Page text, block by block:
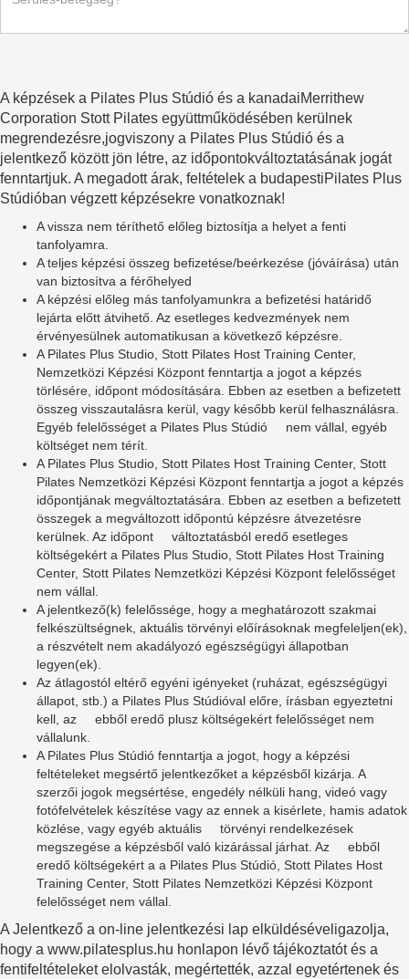
A képzések a Pilates Plus Stúdió és a kanadaiMerrithew
Corporation Stott Pilates együttműködésében kerülnek
megrendezésre,jogviszony a Pilates Plus Stúdió és a
jelentkező között jön létre, az időpontokváltoztatásának jogát
fenntartjuk. A megadott árak, feltételek a budapestiPilates Plus
Stúdióban végzett képzésekre vonatkoznak!
A vissza nem téríthető előleg biztosítja a helyet a fenti
tanfolyamra.
A teljes képzési összeg befizetése/beérkezése (jóváírása) után
van biztosítva a férőhelyed
A képzési előleg más tanfolyamunkra a befizetési határidő
lejárta előtt átvihető. Az esetleges kedvezmények nem
érvényesülnek automatikusan a következő képzésre.
A Pilates Plus Studio, Stott Pilates Host Training Center,
Nemzetközi Képzési Központ fenntartja a jogot a képzés
törlésére, időpont módosítására. Ebben az esetben a befizetett
összeg visszautalásra kerül, vagy később kerül felhasználásra.
Egyéb felelősséget a Pilates Plus Stúdió nem vállal, egyéb
költséget nem térít.
A Pilates Plus Studio, Stott Pilates Host Training Center, Stott
Pilates Nemzetközi Képzési Központ fenntartja a jogot a képzés
időpontjának megváltoztatására. Ebben az esetben a befizetett
összegek a megváltozott időpontú képzésre átvezetésre
kerülnek. Az időpont változtatásból eredő esetleges
költségekért a Pilates Plus Studio, Stott Pilates Host Training
Center, Stott Pilates Nemzetközi Képzési Központ felelősséget
nem vállal.
A jelentkező(k) felelőssége, hogy a meghatározott szakmai
felkészültségnek, aktuális törvényi előírásoknak megfeleljen(ek),
a részvételt nem akadályozó egészségügyi állapotban
legyen(ek).
Az átlagostól eltérő egyéni igényeket (ruházat, egészségügyi
állapot, stb.) a Pilates Plus Stúdióval előre, írásban egyeztetni
kell, az ebből eredő plusz költségekért felelősséget nem
vállalunk.
A Pilates Plus Stúdió fenntartja a jogot, hogy a képzési
feltételeket megsértő jelentkezőket a képzésből kizárja. A
szerzői jogok megsértése, engedély nélküli hang, videó vagy
fotófelvételek készítése vagy az ennek a kisérlete, hamis adatok
közlése, vagy egyéb aktuális törvényi rendelkezések
megszegése a képzésből való kizárással járhat. Az ebből
eredő költségekért a a Pilates Plus Stúdió, Stott Pilates Host
Training Center, Stott Pilates Nemzetközi Képzési Központ
felelősséget nem vállal.
A Jelentkező a on-line jelentkezési lap elküldéséveligazolja,
hogy a www.pilatesplus.hu honlapon lévő tájékoztatót és a
fentifeltételeket elolvasták, megértették, azzal egyetértenek és